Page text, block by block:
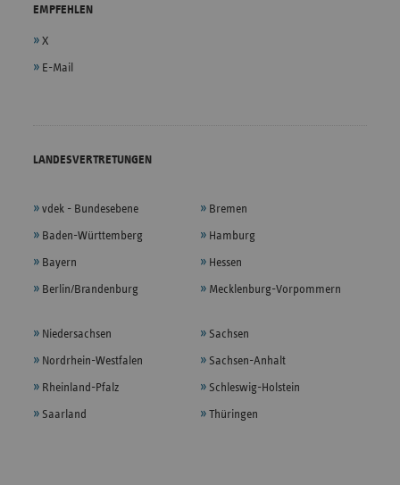
EMPFEHLEN
X
E-Mail
LANDESVERTRETUNGEN
vdek - Bundesebene
Baden-Württemberg
Bayern
Berlin/Brandenburg
Bremen
Hamburg
Hessen
Mecklenburg-Vorpommern
Niedersachsen
Nordrhein-Westfalen
Rheinland-Pfalz
Saarland
Sachsen
Sachsen-Anhalt
Schleswig-Holstein
Thüringen